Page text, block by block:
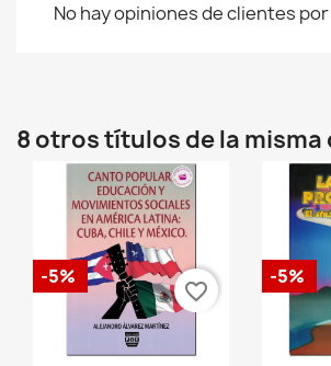
No hay opiniones de clientes
8 otros títulos de la
-5%
favorite_border
-5%